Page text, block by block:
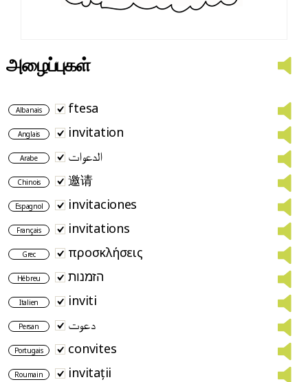
அழைப்புகள்
Albanais ftesa
Anglais invitation
Arabe الدعوات
Chinois 邀请
Espagnol invitaciones
Français invitations
Grec προσκλήσεις
Hébreu הזמנות
Italien inviti
Persan دعوت
Portugais convites
Roumain invitații